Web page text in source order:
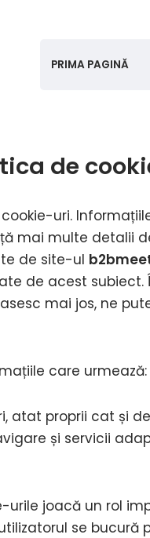
PRIMA PAGINĂ
de
uri.
mai multe detalii
de site-ul
de acest
mai jos, ne
care urmează:
atat proprii cat și
și servicii
urile joacă un rol
se bucură